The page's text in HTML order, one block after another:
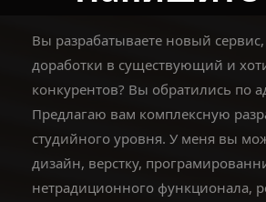
Вы разрабатываете новый
доработки в существующий и
конкурентов? Вы обратились по
Предлагаю вам комплексную
студийного уровня. У меня вы
дизайн, верстку,
нетрадиционного функционала,